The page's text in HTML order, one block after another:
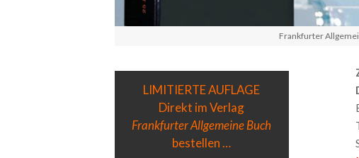
Frankfurter
LIMITIERTE AUFLAGE
Direkt im Verlag
Frankfurter Allgemeine Buch
bestellen …